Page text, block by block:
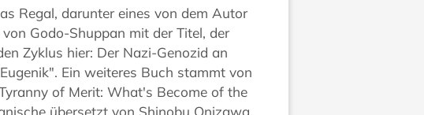
Regal, darunter eines von dem Autor
Godo-Shuppan mit der Titel, der
Zyklus hier: Der Nazi-Genozid an
Ein weiteres Buch stammt von
of Merit: What's Become of the
übersetzt von Shinobu Onizawa.